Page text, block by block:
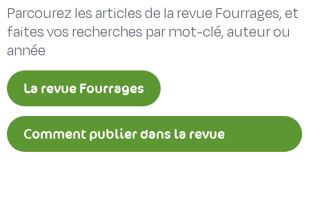
Parcourez les articles de la revue Fourrages, et
faites vos recherches par mot-clé, auteur ou
année
La revue Fourrages
Comment publier dans la revue